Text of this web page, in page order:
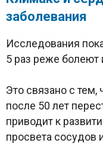
заболевания
Исследования
5 раз реже болеют
Это связано с
после 50 лет
приводит к
просвета сосудов